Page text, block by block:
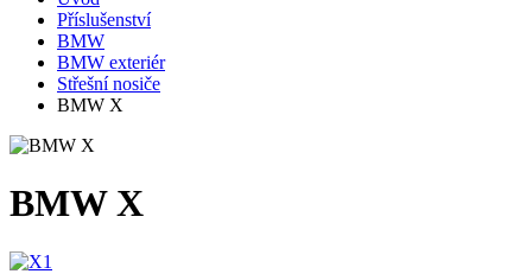
Příslušenství
BMW
BMW exteriér
Střešní nosiče
BMW X
BMW X